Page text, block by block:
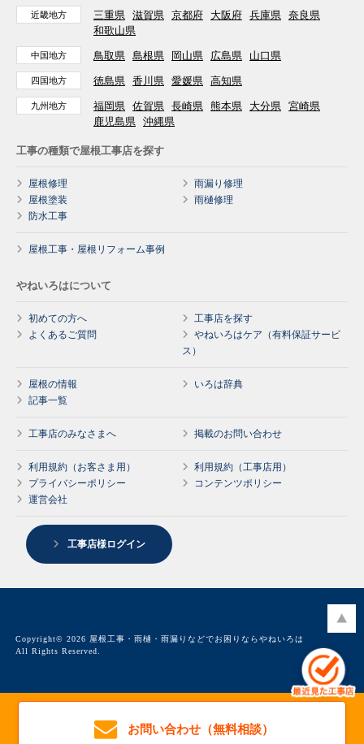
近畿地方 三重県 滋賀県 京都府 大阪府 兵庫県 奈良県
和歌山県
中国地方 鳥取県 島根県 岡山県 広島県 山口県
四国地方 徳島県 香川県 愛媛県 高知県
九州地方 福岡県 佐賀県 長崎県 熊本県 大分県 宮崎県
鹿児島県 沖縄県
工事の種類で屋根工事店を探す
屋根修理
雨漏り修理
屋根塗装
雨樋修理
防水工事
屋根工事・屋根リフォーム事例
やねいろはについて
初めての方へ
工事店を探す
よくあるご質問
やねいろはケア（有料保証サービ
ス）
屋根の情報
いろは辞典
記事一覧
工事店のみなさまへ 掲載のお問い合わせ
利用規約（お客さま用）
利用規約（工事店用）
プライバシーポリシー
コンテンツポリシー
運営会社
工事店様ログイン
Copyright© 2026 屋根工事・雨樋・雨漏りなどでお困りならやねいろは
All Rights Reserved.
お問い合わせ（無料相談）